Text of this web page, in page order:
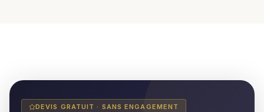
DEVIS GRATUIT · SANS ENGAGEMENT